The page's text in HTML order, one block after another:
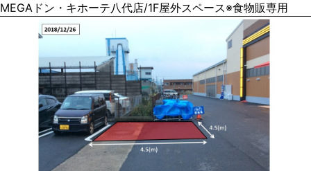
MEGAドン・キホーテ八代店/1F屋外スペース※食物販専用